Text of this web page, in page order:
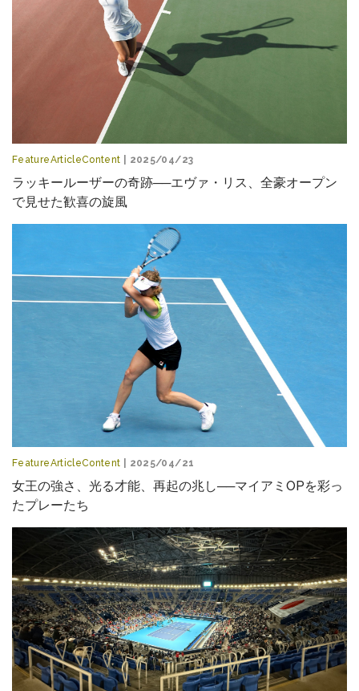
FeatureArticleContent | 2025/04/23
ラッキールーザーの奇跡──エヴァ・リス、全豪オープン
で見せた歓喜の旋風
FeatureArticleContent | 2025/04/21
女王の強さ、光る才能、再起の兆し──マイアミOPを彩っ
たプレーたち